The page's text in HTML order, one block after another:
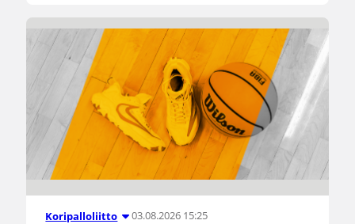
Koripalloliitto 03.08.2026 15:25